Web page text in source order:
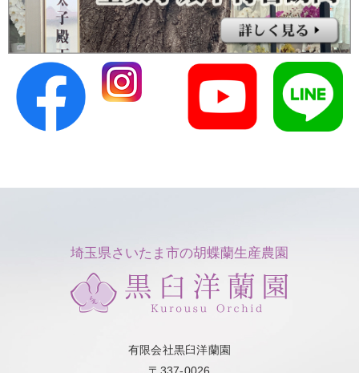
埼玉県さいたま市の胡蝶蘭生産農園
有限会社黒臼洋蘭園